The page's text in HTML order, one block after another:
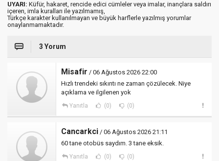
UYARI: Küfür, hakaret, rencide edici cümleler veya imalar, inançlara saldırı
içeren, imla kuralları ile yazılmamış,
Türkçe karakter kullanılmayan ve büyük harflerle yazılmış yorumlar
onaylanmamaktadır.
3 Yorum
Misafir / 06 Ağustos 2026 22:00
Hızlı trendeki sıkıntı ne zaman çözülecek. Niye
açıklama ve ilgilenen yok
Yanıtla (0) (0)
Cancarkci / 06 Ağustos 2026 21:11
60 tane otobüs saydım. 3 tane eksik.
Yanıtla (0) (0)